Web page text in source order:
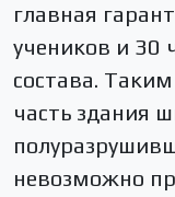
главная
учеников и 30
состава.
часть здания
невозможно